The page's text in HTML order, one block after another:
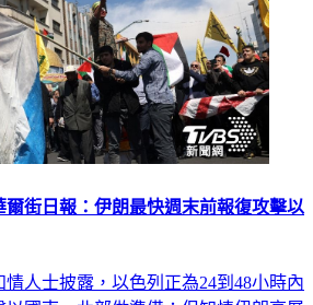
街日報：伊朗最快週末前報復攻擊以
人士披露，以色列正為24到48小時內